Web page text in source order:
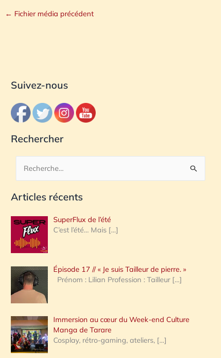
← Fichier média précédent
Suivez-nous
Rechercher
c
e
r
c
h
e
:
Articles récents
SuperFlux de l’été
C’est l’été… Mais […]
Épisode 17 // « Je suis Tailleur de pierre. »
Prénom : Lilian Profession : Tailleur […]
Immersion au cœur du Week-end Culture
Manga de Tarare
Cosplay, rétro-gaming, ateliers, […]